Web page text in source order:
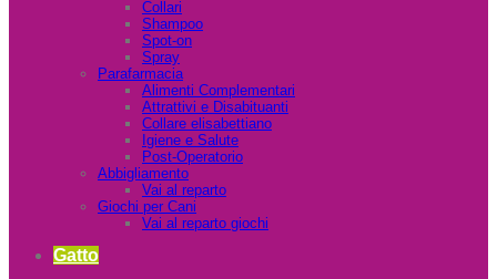
Collari
Shampoo
Spot-on
Spray
Parafarmacia
Alimenti Complementari
Attrattivi e Disabituanti
Collare elisabettiano
Igiene e Salute
Post-Operatorio
Abbigliamento
Vai al reparto
Giochi per Cani
Vai al reparto giochi
Gatto